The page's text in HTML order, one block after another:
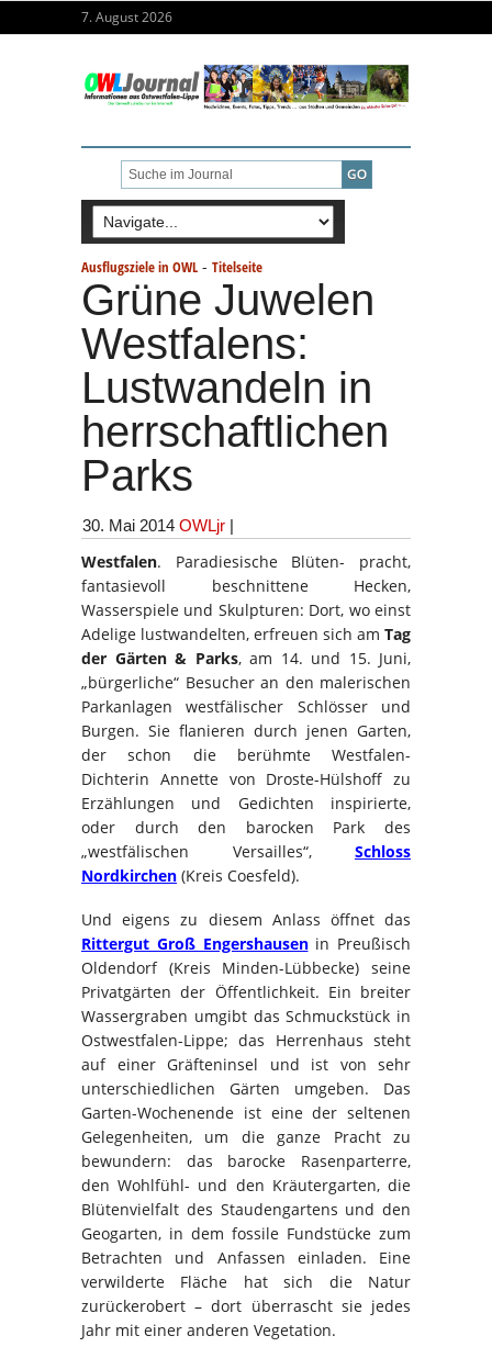
7. August 2026
Ausflugsziele in OWL - Titelseite
Grüne Juwelen
Westfalens:
Lustwandeln in
herrschaftlichen
Parks
30. Mai 2014 OWLjr |
Westfalen. Paradiesische Blüten- pracht,
fantasievoll beschnittene Hecken,
Wasserspiele und Skulpturen: Dort, wo einst
Adelige lustwandelten, erfreuen sich am Tag
der Gärten & Parks, am 14. und 15. Juni,
„bürgerliche“ Besucher an den malerischen
Parkanlagen westfälischer Schlösser und
Burgen. Sie flanieren durch jenen Garten,
der schon die berühmte Westfalen-
Dichterin Annette von Droste-Hülshoff zu
Erzählungen und Gedichten inspirierte,
oder durch den barocken Park des
„westfälischen Versailles“, Schloss
Nordkirchen (Kreis Coesfeld).
Und eigens zu diesem Anlass öffnet das
Rittergut Groß Engershausenin Preußisch
Oldendorf (Kreis Minden-Lübbecke) seine
Privatgärten der Öffentlichkeit. Ein breiter
Wassergraben umgibt das Schmuckstück in
Ostwestfalen-Lippe; das Herrenhaus steht
auf einer Gräfteninsel und ist von sehr
unterschiedlichen Gärten umgeben. Das
Garten-Wochenende ist eine der seltenen
Gelegenheiten, um die ganze Pracht zu
bewundern: das barocke Rasenparterre,
den Wohlfühl- und den Kräutergarten, die
Blütenvielfalt des Staudengartens und den
Geogarten, in dem fossile Fundstücke zum
Betrachten und Anfassen einladen. Eine
verwilderte Fläche hat sich die Natur
zurückerobert – dort überrascht sie jedes
Jahr mit einer anderen Vegetation.